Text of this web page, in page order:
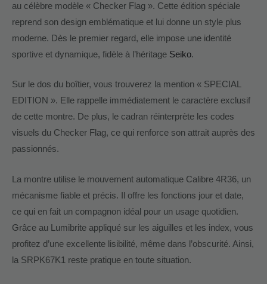
au célèbre modèle « Checker Flag ». Cette édition spéciale
reprend son design emblématique et lui donne un style plus
moderne. Dès le premier regard, elle impose une identité
sportive et dynamique, fidèle à l’héritage Seiko.
Sur le dos du boîtier, vous trouverez la mention « SPECIAL
EDITION ». Elle rappelle immédiatement le caractère exclusif
de cette montre. De plus, le cadran réinterprète les codes
visuels du Checker Flag, ce qui renforce son attrait auprès des
passionnés.
La montre utilise le mouvement automatique Calibre 4R36, un
mécanisme fiable et précis. Il offre les fonctions jour et date,
ce qui en fait un compagnon idéal pour un usage quotidien.
Grâce au Lumibrite appliqué sur les aiguilles et les index, vous
profitez d’une excellente lisibilité, même dans l’obscurité. Ainsi,
la SRPK67K1 reste pratique en toute situation.